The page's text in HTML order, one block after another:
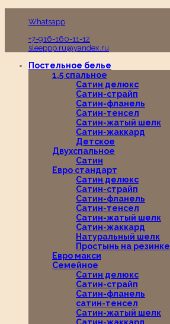
Whatsapp
+7-916-160-11-12
sleeppp.ru@yandex.ru
Постельное белье
1,5 спальное
Сатин делюкс
Сатин-страйп
Сатин-фланель
Сатин-тенсел
Сатин-жатый шелк
Сатин-жаккард
Детское
Двухспальное
Сатин
Евро стандарт
Сатин делюкс
Сатин-страйп
Сатин-фланель
Сатин-тенсел
Сатин-жатый шелк
Сатин-жаккард
Натуральный шелк
Простынь на резинке
Евро макси
Семейное
Сатин делюкс
Сатин-страйп
Сатин-фланель
сатин-тенсел
Сатин-жатый шелк